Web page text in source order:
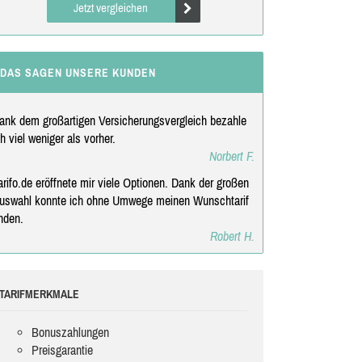
Jetzt vergleichen
DAS SAGEN UNSERE KUNDEN
dem großartigen Versicherungsvergleich bezahle
viel weniger als vorher.
Norbert F.
eröffnete mir viele Optionen. Dank der großen
konnte ich ohne Umwege meinen Wunschtarif
Robert H.
TARIFMERKMALE
Bonuszahlungen
Preisgarantie